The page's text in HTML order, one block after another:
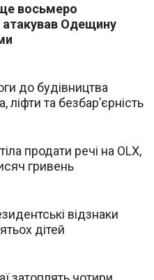
восьмеро
атакував Одещину
до будівництва
ліфти та безбар’єрність
продати речі на OLX,
гривень
відзнаки
дітей